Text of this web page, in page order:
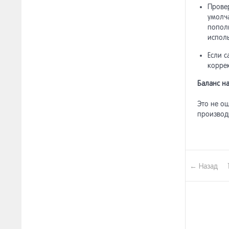
13.8.28
13.8.29
13.8.30
Если
Баланс
Это не
← Назад